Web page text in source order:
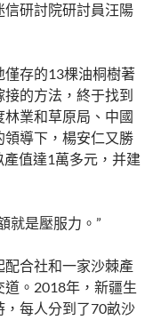
研討院研討員汪陽
僅存的13棵油桐樹著
的方法，終于找到
業和草原局、中國
導下，楊安仁又勝
值達1萬多元，并建
就是壓服力。”
合社和一家沙棘產
。2018年，新疆生
每人分到了70畝沙